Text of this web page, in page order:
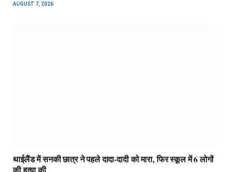
AUGUST 7, 2026
थाईलैंड में सनकी छात्र ने पहले दादा-दादी को मारा, फिर स्कूल में 6 लोगों
की हत्या की